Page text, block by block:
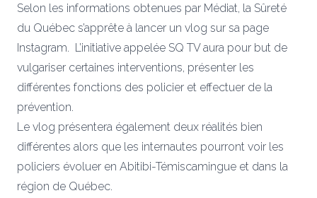
Selon les informations obtenues par Médiat, la Sûreté
du Québec s’apprête à lancer un vlog sur sa page
Instagram. L’initiative appelée SQ TV aura pour but de
vulgariser certaines interventions, présenter les
différentes fonctions des policier et effectuer de la
prévention.
Le vlog présentera également deux réalités bien
différentes alors que les internautes pourront voir les
policiers évoluer en Abitibi-Témiscamingue et dans la
région de Québec.